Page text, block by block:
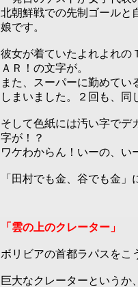
北朝鮮戦での先制ゴールと
娘です。
彼女が着ていたよれよれ
ＡＲ！の文字が。
また、スーパーに勤めてい
しまいました。２回も、同
そして色紙には汚い字でデ
字が！？
ワケわからん！いーの、い
「田村でも金、谷でも金
「雲の上のクレーター」
ボリビアの首都ラパスをこ
巨大なクレーターというか